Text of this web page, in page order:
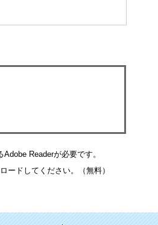
Readerが必要です。
ードしてください。（無料）